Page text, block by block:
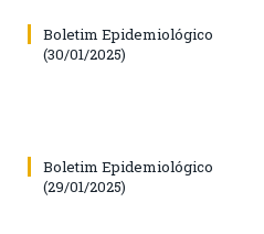
Boletim Epidemiológico
(30/01/2025)
Boletim Epidemiológico
(29/01/2025)